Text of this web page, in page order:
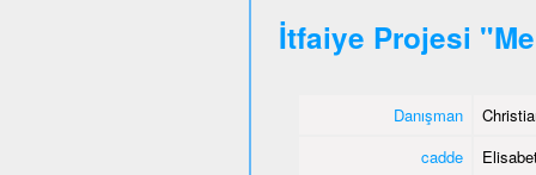
İtfaiye Projesi
Danışman
cadde